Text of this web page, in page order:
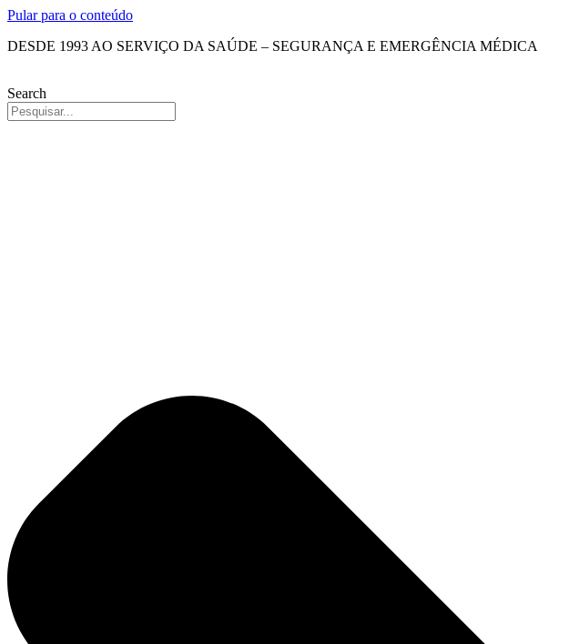
Pular para o conteúdo
DESDE 1993 AO SERVIÇO DA SAÚDE – SEGURANÇA E EMERGÊNCIA MÉDICA
Search